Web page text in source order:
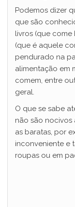
Podemos dizer
que são
livros (que
(que é aquele
pendurado na
alimentação em
comem, entre
geral.
O que se sabe
não são nocivos
as baratas, por
inconveniente e
roupas ou em